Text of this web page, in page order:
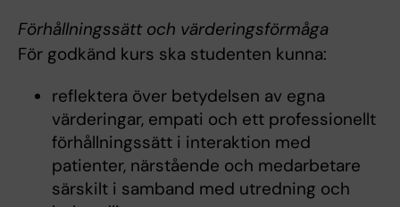
Förhållningssätt och värderingsförmåga
För godkänd kurs ska studenten kunna:
reflektera över betydelsen av egna
värderingar, empati och ett professionellt
förhållningssätt i interaktion med
patienter, närstående och medarbetare
särskilt i samband med utredning och